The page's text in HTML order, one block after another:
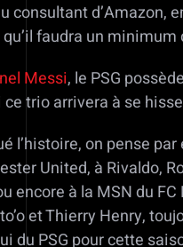
consultant d’Amazon,
faudra un
Messi, le PSG
trio arrivera à se
l’histoire, on pense
United, à Rivaldo,
encore à la MSN du
et Thierry Henry,
du PSG pour cette